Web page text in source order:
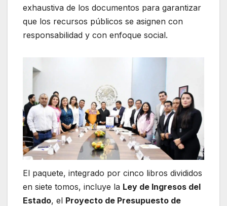
exhaustiva de los documentos para garantizar
que los recursos públicos se asignen con
responsabilidad y con enfoque social.
El paquete, integrado por cinco libros divididos
en siete tomos, incluye la Ley de Ingresos del
Estado, el Proyecto de Presupuesto de